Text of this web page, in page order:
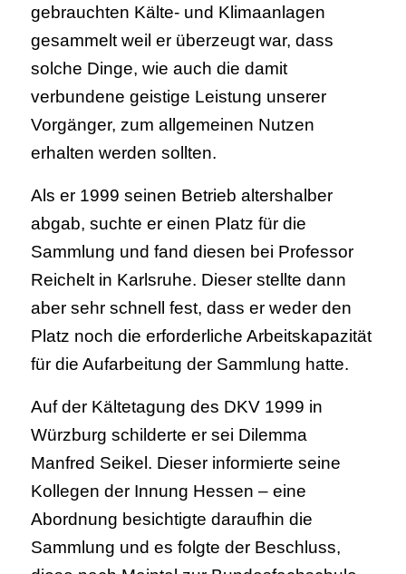
gebrauchten Kälte- und Klimaanlagen
gesammelt weil er überzeugt war, dass
solche Dinge, wie auch die damit
verbundene geistige Leistung unserer
Vorgänger, zum allgemeinen Nutzen
erhalten werden sollten.
Als er 1999 seinen Betrieb altershalber
abgab, suchte er einen Platz für die
Sammlung und fand diesen bei Professor
Reichelt in Karlsruhe. Dieser stellte dann
aber sehr schnell fest, dass er weder den
Platz noch die erforderliche Arbeitskapazität
für die Aufarbeitung der Sammlung hatte.
Auf der Kältetagung des DKV 1999 in
Würzburg schilderte er sei Dilemma
Manfred Seikel. Dieser informierte seine
Kollegen der Innung Hessen – eine
Abordnung besichtigte daraufhin die
Sammlung und es folgte der Beschluss,